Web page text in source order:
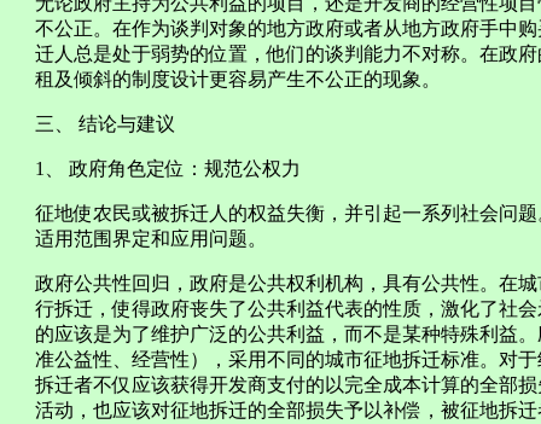
不公正。在作为谈判对象的地方政府或者从地方政府手中
迁人总是处于弱势的位置，他们的谈判能力不对称。在政
租及倾斜的制度设计更容易产生不公正的现象。
三、 结论与建议
1、 政府角色定位：规范公权力
征地使农民或被拆迁人的权益失衡，并引起一系列社会问
适用范围界定和应用问题。
政府公共性回归，政府是公共权利机构，具有公共性。在
行拆迁，使得政府丧失了公共利益代表的性质，激化了社
的应该是为了维护广泛的公共利益，而不是某种特殊利益
准公益性、经营性），采用不同的城市征地拆迁标准。对
拆迁者不仅应该获得开发商支付的以完全成本计算的全部
活动，也应该对征地拆迁的全部损失予以补偿，被征地拆